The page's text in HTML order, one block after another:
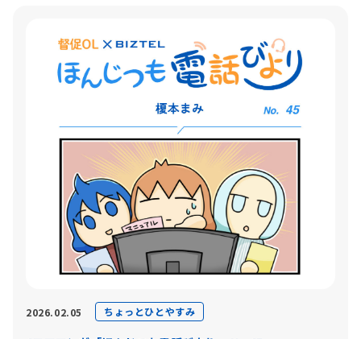
2026.02.05 ちょっとひとやすみ